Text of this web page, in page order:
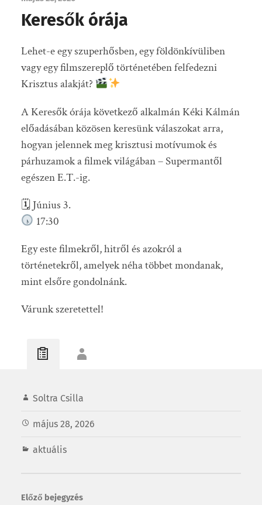
Keresők órája
Lehet-e egy szuperhősben, egy földönkívüliben
vagy egy filmszereplő történetében felfedezni
Krisztus alakját?
A Keresők órája következő alkalmán Kéki Kálmán
előadásában közösen keresünk válaszokat arra,
hogyan jelennek meg krisztusi motívumok és
párhuzamok a filmek világában – Supermantől
egészen E.T.-ig.
🗓 Június 3.
17:30
Egy este filmekről, hitről és azokról a
történetekről, amelyek néha többet mondanak,
mint elsőre gondolnánk.
Várunk szeretettel!
Soltra Csilla
május 28, 2026
aktuális
Előző bejegyzés